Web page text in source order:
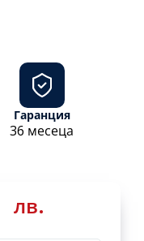
лв.
Гаранция
36 месеца